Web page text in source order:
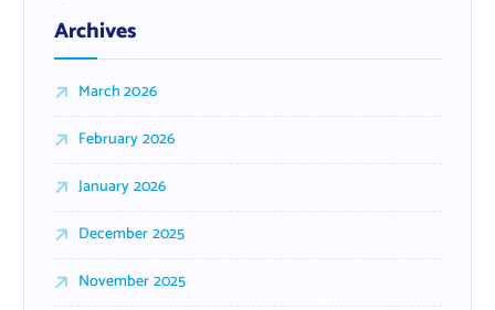
Archives
March 2026
February 2026
January 2026
December 2025
November 2025